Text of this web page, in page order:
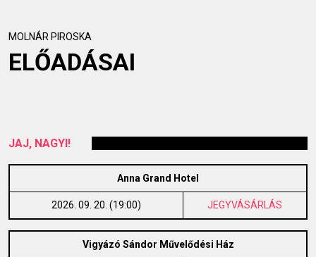
MOLNÁR PIROSKA
ELŐADÁSAI
JAJ, NAGYI!
Anna Grand Hotel
2026. 09. 20. (19:00) JEGYVÁSÁRLÁS
Vigyázó Sándor Művelődési Ház